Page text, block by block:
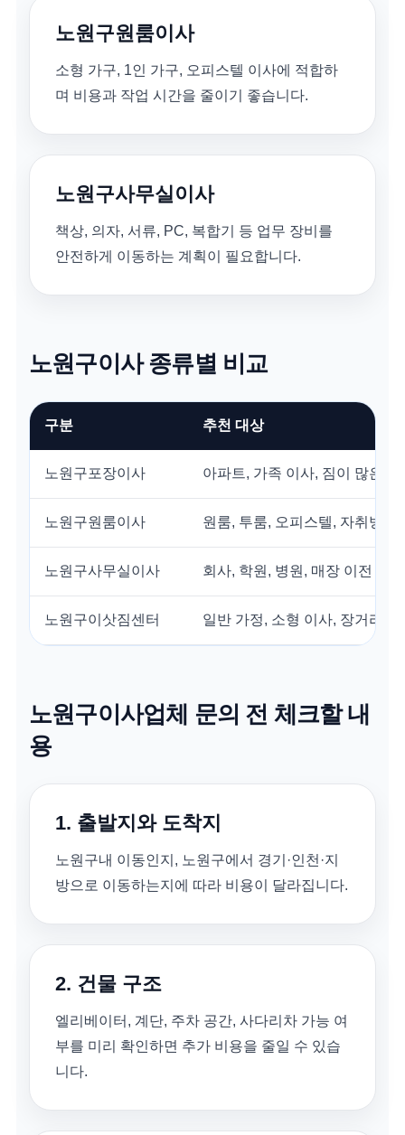
노원구원룸이사
소형 가구, 1인 가구, 오피스텔 이사에 적합하
며 비용과 작업 시간을 줄이기 좋습니다.
노원구사무실이사
책상, 의자, 서류, PC, 복합기 등 업무 장비를
안전하게 이동하는 계획이 필요합니다.
노원구이사 종류별 비교
구분 추천 대상
노원구포장이사 아파트, 가족 이사, 짐이 많은 가
노원구원룸이사 원룸, 투룸, 오피스텔, 자취방
노원구사무실이사 회사, 학원, 병원, 매장 이전
노원구이삿짐센터 일반 가정, 소형 이사, 장거리 이
노원구이사업체 문의 전 체크할 내
용
1. 출발지와 도착지
노원구내 이동인지, 노원구에서 경기·인천·지
방으로 이동하는지에 따라 비용이 달라집니다.
2. 건물 구조
엘리베이터, 계단, 주차 공간, 사다리차 가능 여
부를 미리 확인하면 추가 비용을 줄일 수 있습
니다.